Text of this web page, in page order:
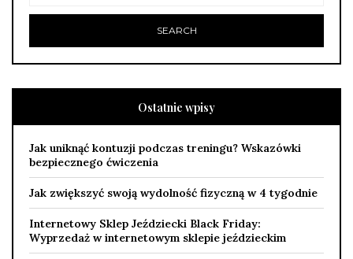
Ostatnie wpisy
Jak uniknąć kontuzji podczas treningu? Wskazówki
bezpiecznego ćwiczenia
Jak zwiększyć swoją wydolność fizyczną w 4 tygodnie
Internetowy Sklep Jeździecki Black Friday:
Wyprzedaż w internetowym sklepie jeździeckim